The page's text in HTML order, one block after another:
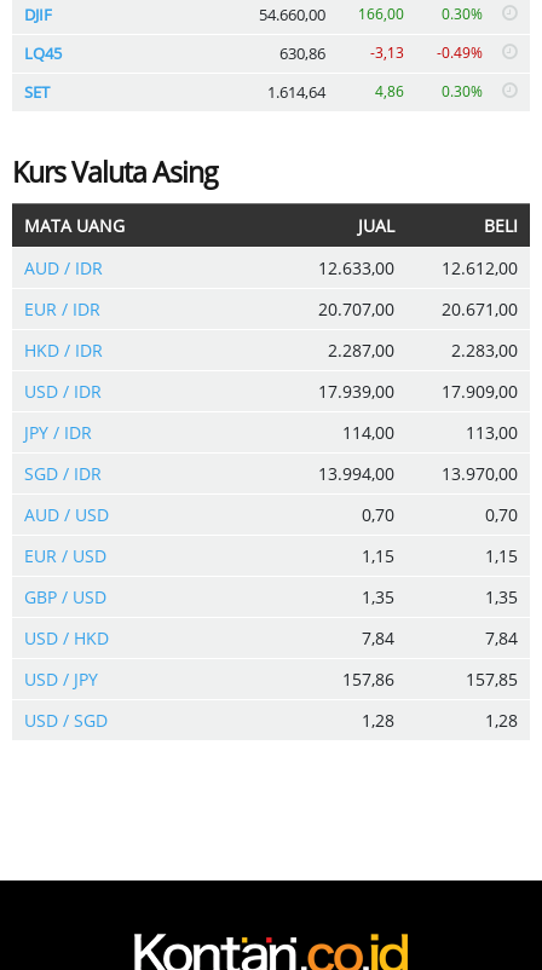
DJIF 54.660,00 166,00 0.30%
LQ45 630,86 -3,13 -0.49%
SET 1.614,64 4,86 0.30%
Kurs Valuta Asing
MATA UANG JUAL
BELI
AUD / IDR
12.633,00
12.612,00
EUR / IDR
20.707,00
20.671,00
HKD / IDR
2.287,00
2.283,00
USD / IDR
17.939,00
17.909,00
JPY / IDR
114,00
113,00
SGD / IDR
13.994,00
13.970,00
AUD / USD
0,70
0,70
EUR / USD
1,15
1,15
GBP / USD
1,35
1,35
USD / HKD
7,84
7,84
USD / JPY
157,86
157,85
USD / SGD
1,28 1,28